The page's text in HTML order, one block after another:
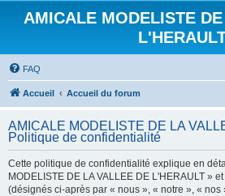
AMICALE MODELISTE
FAQ
Accueil Accueil du forum
AMICALE MODELISTE DE LA
Politique de confidentialité
Cette politique de confidentialité explique en
MODELISTE DE LA VALLEE DE L'HERAULT »
(désignés ci-après par « nous », « notre », « nos